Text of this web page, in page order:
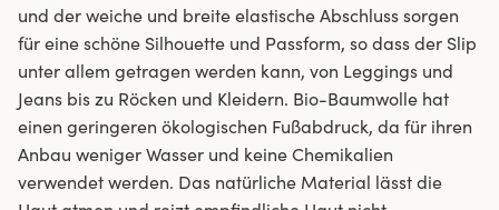
und der weiche und breite elastische Abschluss sorgen
für eine schöne Silhouette und Passform, so dass der Slip
unter allem getragen werden kann, von Leggings und
Jeans bis zu Röcken und Kleidern. Bio-Baumwolle hat
einen geringeren ökologischen Fußabdruck, da für ihren
Anbau weniger Wasser und keine Chemikalien
verwendet werden. Das natürliche Material lässt die